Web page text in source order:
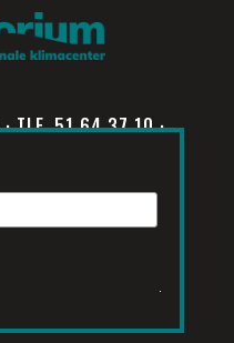
· TLF. 51 64 37 10 ·